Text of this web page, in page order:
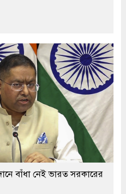
বাঁধা নেই ভারত সরকারের